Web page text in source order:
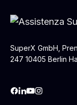
SuperX GmbH,
247 10405 Berlin